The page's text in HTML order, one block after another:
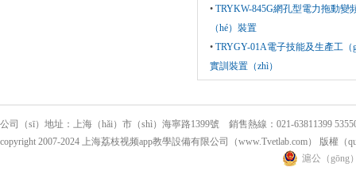
• TRYKW-845G網孔型電力拖動變
（hé）裝置
• TRYGY-01A電子技能及生產工
實訓裝置（zhì）
公司（sī）地址：上海（hǎi）市（shì）海寧路1399號 銷售熱線：021-63811399
copyright 2007-2024 上海荔枝视频app教學設備有限公司（www.Tvetlab.com） 版權（
滬公（gōng